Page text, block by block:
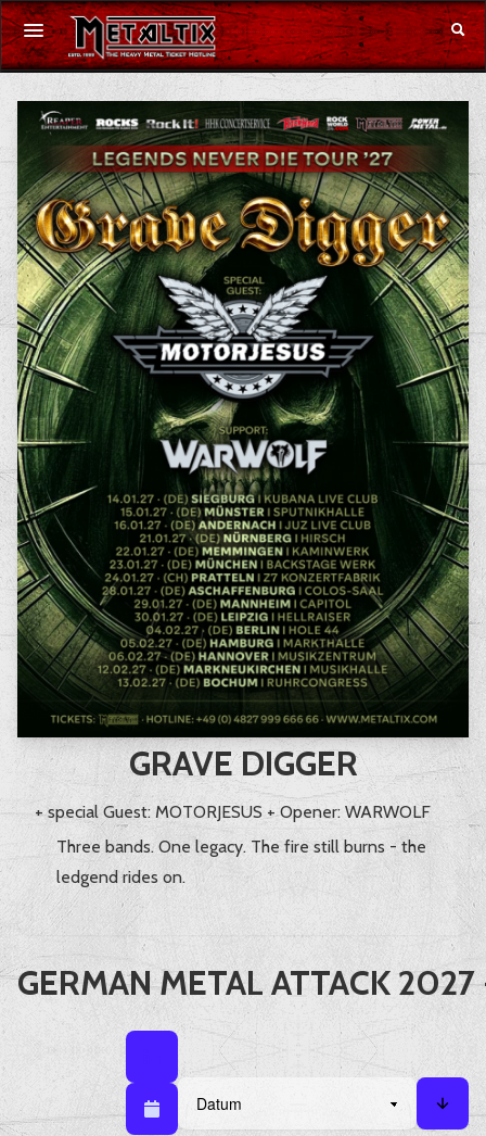
Konzerte
Festivals
Gutschein
Merchandise
DE|EN
Anmelden
GRAVE DIGGER
+ special Guest: MOTORJESUS + Opener: WARWOLF
Three bands. One legacy. The fire still burns - the
ledgend rides on.
GERMAN METAL ATTACK
Listenansicht / Kalenderansicht
Listenansicht
KalenderansichtSortieren nach